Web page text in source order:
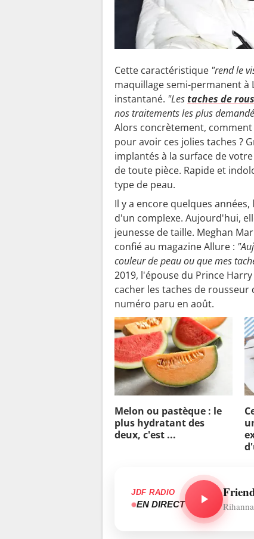
Cette caractéristique "rend le
maquillage semi-permanent
instantané. "Lestaches de
nos traitements les plus
Alors concrètement,
pour avoir ces jolies taches ?
implantés à la surface de
de toute pièce. Rapide et
type de peau.
Il y a encore quelques
d'un complexe. Aujourd'hui,
jeunesse de taille. Meghan
confié au magazine Allure :
couleur de peau ou que mes
2019, l'épouse du Prince
cacher les taches de
numéro paru en août.
Melon ou pastèque : le
plus hydratant des
deux, c'est ...
JDF RADIO
EN DIRECT Rihanna